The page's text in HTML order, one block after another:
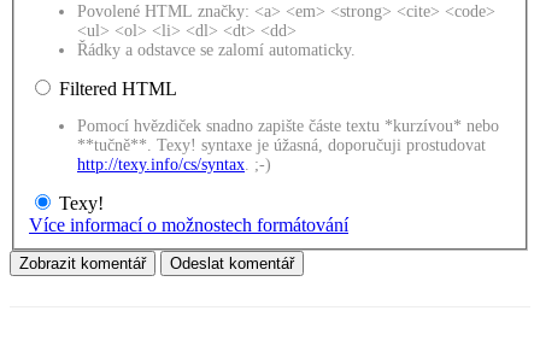
Povolené HTML značky: <a> <em> <strong> <cite> <code>
<ul> <ol> <li> <dl> <dt> <dd>
Řádky a odstavce se zalomí automaticky.
Filtered HTML
Pomocí hvězdiček snadno zapište částe textu *kurzívou* nebo
**tučně**. Texy! syntaxe je úžasná, doporučuji prostudovat
http://texy.info/cs/syntax . ;-)
Texy!
Více informací o možnostech formátování